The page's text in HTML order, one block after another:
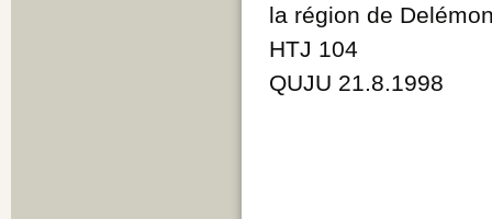
la région de
HTJ 104
QUJU 21.8.1998